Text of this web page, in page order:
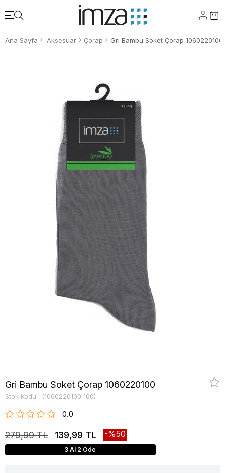
Ana Sayfa Aksesuar Çorap Gri Bambu Soket Çorap 1060220100
Gri Bambu Soket Çorap 1060220100
Stok Kodu (1060220100_100)
0.0
279,99 TL 139,99 TL 50
3 Al 2 Öde